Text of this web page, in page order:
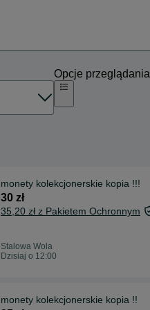
Opcje przeglądania
monety kolekcjonerskie kopia !!!
30 zł
35,20 zł z Pakietem Ochronnym
Stalowa Wola
Dzisiaj o 12:00
monety kolekcjonerskie kopia !!